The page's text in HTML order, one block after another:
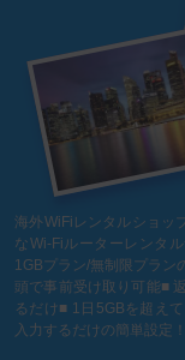
海外WiFiレンタルショッ
なWi-Fiルーターレンタ
1GBプラン/無制限プラン
頭で事前受け取り可能■
るだけ■ 1日5GBを超え
入力するだけの簡単設定！